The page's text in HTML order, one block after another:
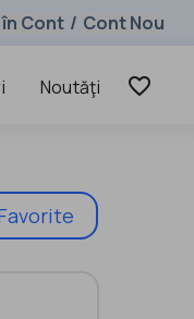
Cont / Cont Nou
Noutăţi favorite_border